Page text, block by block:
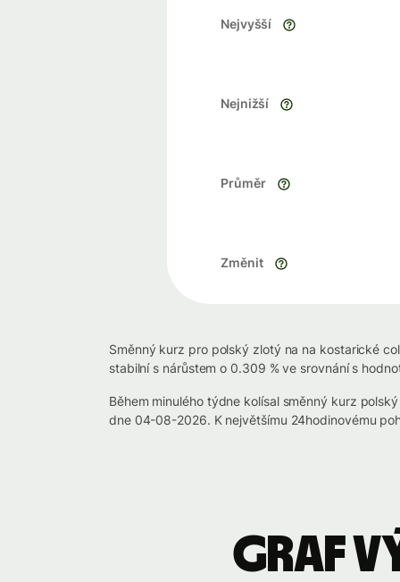
Nejvyšší
Nejnižší
Průměr
Změnit
Směnný kurz pro polský zlotý na na kostarické
stabilní s nárůstem o 0.309 % ve srovnání s
Během minulého týdne kolísal směnný kurz
dne 04-08-2026. K největšímu 24hodinovému
Graf